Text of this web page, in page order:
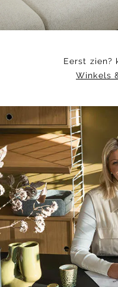
Eerst zien?
Winkels